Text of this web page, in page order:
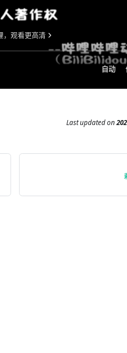
Last updatedon